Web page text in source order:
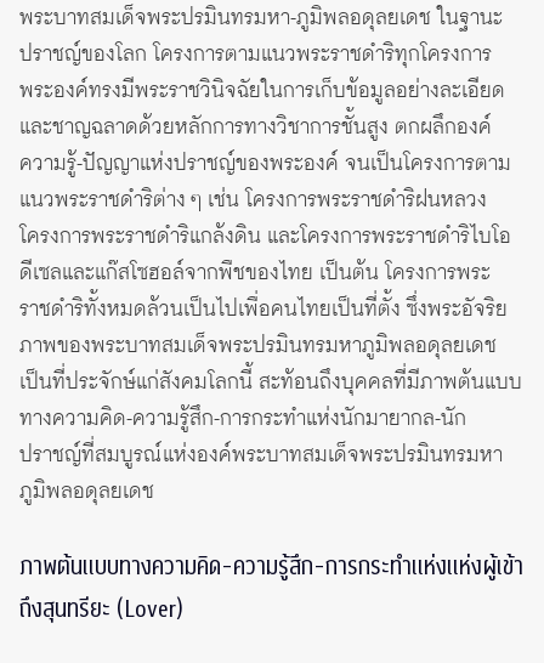
พระบาทสมเด็จพระปรมินทรมหา-ภูมิพลอดุลยเดช ในฐานะ
ปราชญ์ของโลก โครงการตามแนวพระราชดำริทุกโครงการ
พระองค์ทรงมีพระราชวินิจฉัยในการเก็บข้อมูลอย่างละเอียด
และชาญฉลาดด้วยหลักการทางวิชาการชั้นสูง ตกผลึกองค์
ความรู้-ปัญญาแห่งปราชญ์ของพระองค์ จนเป็นโครงการตาม
แนวพระราชดำริต่าง ๆ เช่น โครงการพระราชดำริฝนหลวง
โครงการพระราชดำริแกล้งดิน และโครงการพระราชดำริไบโอ
ดีเซลและแก๊สโซฮอล์จากพืชของไทย เป็นต้น โครงการพระ
ราชดำริทั้งหมดล้วนเป็นไปเพื่อคนไทยเป็นที่ตั้ง ซึ่งพระอัจริย
ภาพของพระบาทสมเด็จพระปรมินทรมหาภูมิพลอดุลยเดช
เป็นที่ประจักษ์แก่สังคมโลกนี้ สะท้อนถึงบุคคลที่มีภาพต้นแบบ
ทางความคิด-ความรู้สึก-การกระทำแห่งนักมายากล-นัก
ปราชญ์ที่สมบูรณ์แห่งองค์พระบาทสมเด็จพระปรมินทรมหา
ภูมิพลอดุลยเดช
ภาพต้นแบบทางความคิด-ความรู้สึก-การกระทำแห่งแห่งผู้เข้า
ถึงสุนทรียะ (Lover)